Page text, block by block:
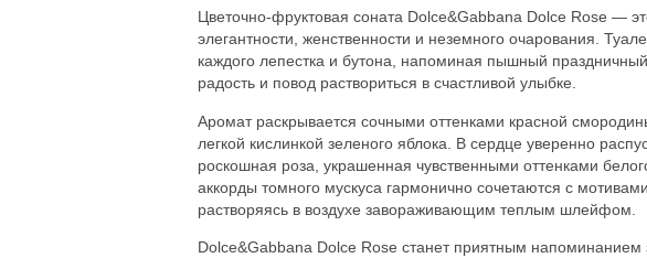
Цветочно-фруктовая соната Dolce&Gabbana Dolce Rose —
элегантности, женственности и неземного очарования.
каждого лепестка и бутона, напоминая пышный
радость и повод раствориться в счастливой улыбке.
Аромат раскрывается сочными оттенками красной
легкой кислинкой зеленого яблока. В сердце уверенно
роскошная роза, украшенная чувственными оттенками
аккорды томного мускуса гармонично сочетаются с
растворяясь в воздухе завораживающим теплым шлейфом.
Dolce&Gabbana Dolce Rose станет приятным напоминанием